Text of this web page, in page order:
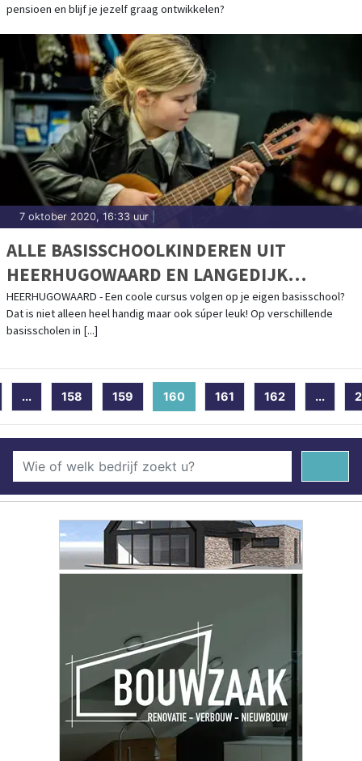
pensioen en blijf je jezelf graag ontwikkelen?
7 oktober 2020, 16:33 uur
ALLE BASISSCHOOLKINDEREN UIT
HEERHUGOWAARD EN LANGEDIJK
OPGELET!
HEERHUGOWAARD - Een coole cursus volgen op je eigen basisschool?
Dat is niet alleen heel handig maar ook súper leuk! Op verschillende
basisscholen in [...]
... 158 159 160 (current)
161 162 ...